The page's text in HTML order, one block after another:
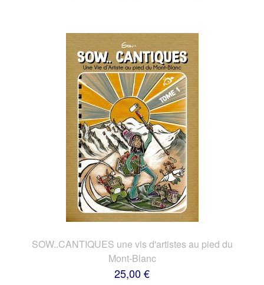
SOW..CANTIQUES une vis d'artistes au pied du
Mont-Blanc
25,00 €